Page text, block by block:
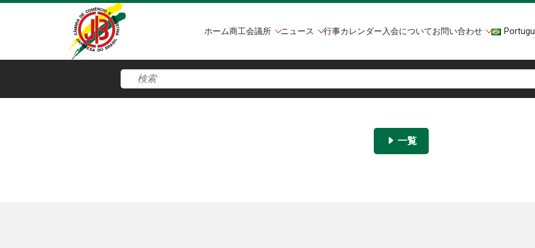
ホーム商工会議所 ニュース 行事カレンダー入会についてお問い合わせ
一覧